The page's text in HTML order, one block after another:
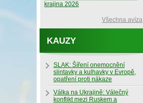
krajina 2026
Všechna avíza
KAUZY
SLAK: Šíření onemocnění
slintavky a kulhavky v Evropě,
opatření proti nákaze
Válka na Ukrajině: Válečný
konflikt mezi Ruskem a